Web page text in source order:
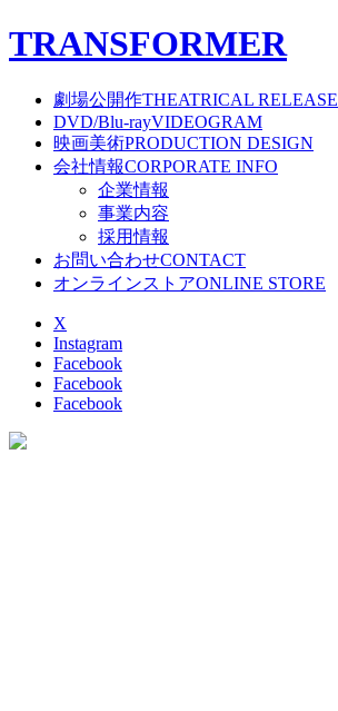
TRANSFORMER
劇場公開作THEATRICAL RELEASE
DVD/Blu-rayVIDEOGRAM
映画美術PRODUCTION DESIGN
会社情報CORPORATE INFO
企業情報
事業内容
採用情報
お問い合わせCONTACT
オンラインストアONLINE STORE
X
Instagram
Facebook
Facebook
Facebook